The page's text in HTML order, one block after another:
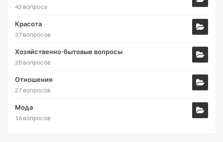
43 вопроса
Красота
37 вопросов
Хозяйственно-бытовые вопросы
28 вопросов
Отношения
27 вопросов
Мода
16 вопросов